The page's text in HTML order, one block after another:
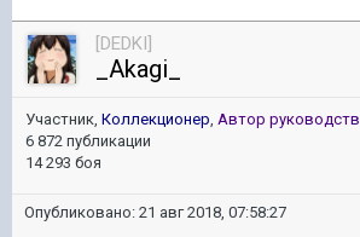
[DEDKI]
_Akagi_
Участник, Коллекционер, Автор руководств
6 872 публикации
14 293 боя
Опубликовано: 21 авг 2018, 07:58:27